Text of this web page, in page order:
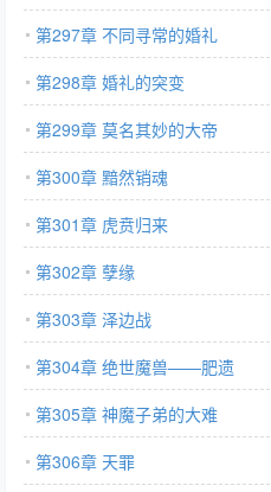
第297章 不同寻常的婚礼
第298章 婚礼的突变
第299章 莫名其妙的大帝
第300章 黯然销魂
第301章 虎贲归来
第302章 孽缘
第303章 泽边战
第304章 绝世魔兽——肥遗
第305章 神魔子弟的大难
第306章 天罪